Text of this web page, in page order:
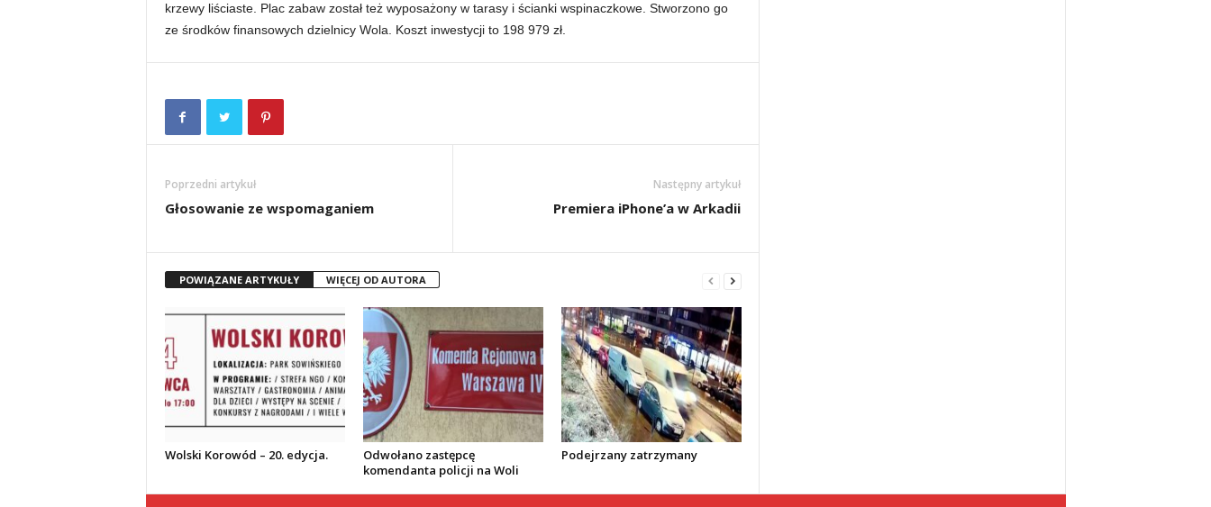
krzewy liściaste. Plac zabaw został też wyposażony w tarasy i ścianki wspinaczkowe. Stworzono go
ze środków finansowych dzielnicy Wola. Koszt inwestycji to 198 979 zł.
Poprzedni artykuł
Głosowanie ze wspomaganiem
Następny artykuł
Premiera iPhone’a w Arkadii
POWIĄZANE ARTYKUŁY WIĘCEJ OD AUTORA
Wolski Korowód – 20. edycja.
Odwołano zastępcę
komendanta policji na Woli
Podejrzany zatrzymany